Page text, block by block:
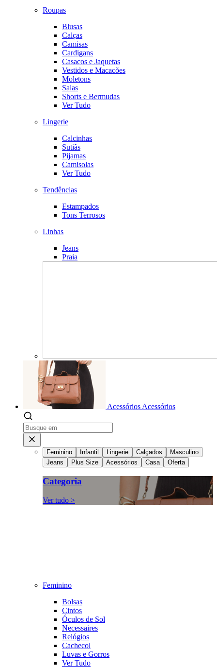
Roupas
Blusas
Calças
Camisas
Cardigans
Casacos e Jaquetas
Vestidos e Macacões
Moletons
Saias
Shorts e Bermudas
Ver Tudo
Lingerie
Calcinhas
Sutiãs
Pijamas
Camisolas
Ver Tudo
Tendências
Estampados
Tons Terrosos
Linhas
Jeans
Praia
Acessórios Acessórios
Feminino Infantil Lingerie Calçados
Masculino
Jeans
Plus Size Acessórios Casa Oferta
Categoria
Ver tudo >
Feminino
Bolsas
Cintos
Óculos de Sol
Necessaires
Relógios
Cachecol
Luvas e Gorros
Ver Tudo